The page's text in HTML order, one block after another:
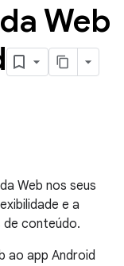
Web
Web nos seus
e a
de conteúdo.
ao app Android